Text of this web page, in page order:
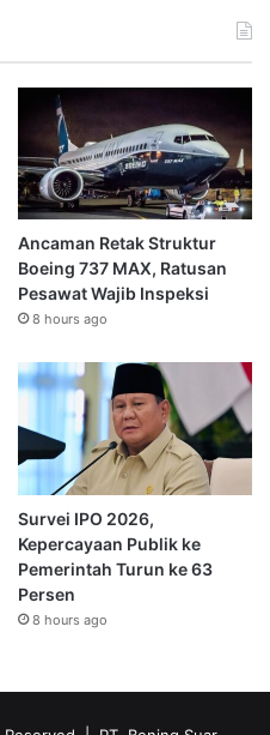
Ancaman Retak Struktur
Boeing 737 MAX, Ratusan
Pesawat Wajib Inspeksi
8 hours ago
Survei IPO 2026,
Kepercayaan Publik ke
Pemerintah Turun ke 63
Persen
8 hours ago